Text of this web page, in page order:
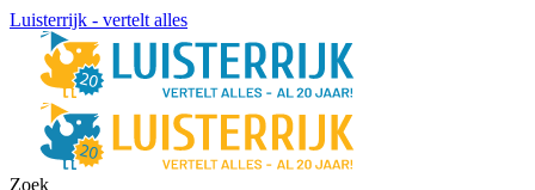
Luisterrijk - vertelt alles
Zoek